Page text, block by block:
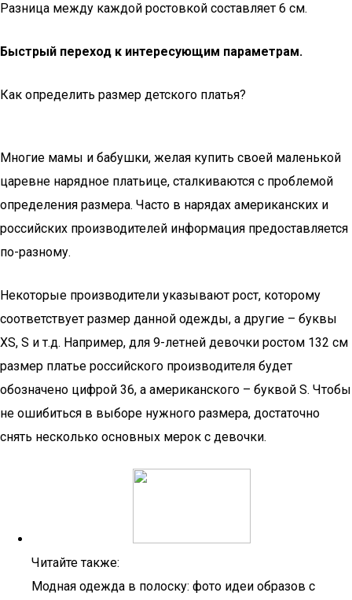
Разница между каждой ростовкой составляет 6 см.
Быстрый переход к интересующим параметрам.
Как определить размер детского платья?
Многие мамы и бабушки, желая купить своей маленькой
царевне нарядное платьице, сталкиваются с проблемой
определения размера. Часто в нарядах американских и
российских производителей информация предоставляется
по-разному.
Некоторые производители указывают рост, которому
соответствует размер данной одежды, а другие – буквы
XS, S и т.д. Например, для 9-летней девочки ростом 132 см
размер платье российского производителя будет
обозначено цифрой 36, а американского – буквой S. Чтобы
не ошибиться в выборе нужного размера, достаточно
снять несколько основных мерок с девочки.
Читайте также:
Модная одежда в полоску: фото идеи образов с